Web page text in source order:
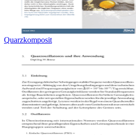
Quarzkomposit